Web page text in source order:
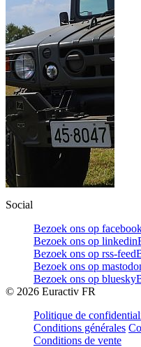
Social
Bezoek ons op
Bezoek ons op linkedin
Bezoek ons op rss-feed
Bezoek ons op
Bezoek ons op bluesky
© 2026 Euractiv FR
Politique de
Conditions générales
Conditions de vente